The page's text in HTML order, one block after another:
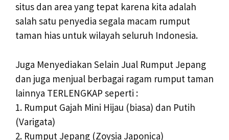
situs dan area yang tepat karena kita adalah
salah satu penyedia segala macam rumput
taman hias untuk wilayah seluruh Indonesia.
Juga Menyediakan Selain Jual Rumput Jepang
dan juga menjual berbagai ragam rumput taman
lainnya TERLENGKAP seperti :
1. Rumput Gajah Mini Hijau (biasa) dan Putih
(Varigata)
2. Rumput Jepang (Zoysia Japonica)